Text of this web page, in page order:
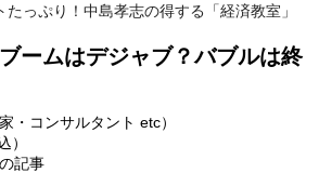
っぷり！中島孝志の得する「経済教室」
ームはデジャブ？バブルは終
・コンサルタント etc）
）
記事